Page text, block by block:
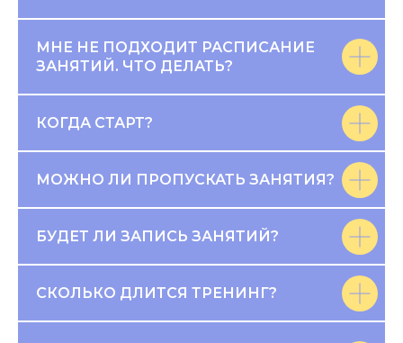
МНЕ НЕ ПОДХОДИТ РАСПИСАНИЕ
ЗАНЯТИЙ. ЧТО ДЕЛАТЬ?
КОГДА СТАРТ?
МОЖНО ЛИ ПРОПУСКАТЬ ЗАНЯТИЯ?
БУДЕТ ЛИ ЗАПИСЬ ЗАНЯТИЙ?
СКОЛЬКО ДЛИТСЯ ТРЕНИНГ?